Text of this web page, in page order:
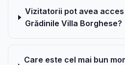
Vizitatorii pot avea
Grădinile Villa Borghese?
Care este cel mai bun